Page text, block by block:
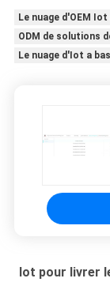
Le nuage d'OEM
ODM de solutions
Le nuage d'Iot a
Iot pour livrer